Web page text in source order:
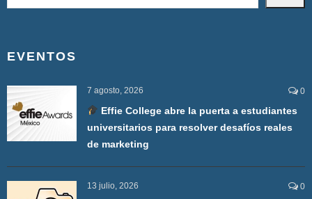
EVENTOS
7 agosto, 2026 0
Effie College abre la puerta a estudiantes
universitarios para resolver desafíos reales
de marketing
13 julio, 2026 0